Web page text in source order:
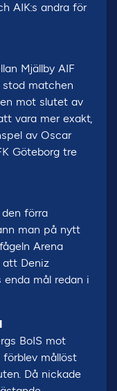
AIK:s andra för
Mjällby AIF
stod matchen
mot slutet av
vara mer exakt,
av Oscar
Göteborg tre
den förra
man på nytt
Arena
att Deniz
mål redan i
BoIS mot
mållöst
Då nickade